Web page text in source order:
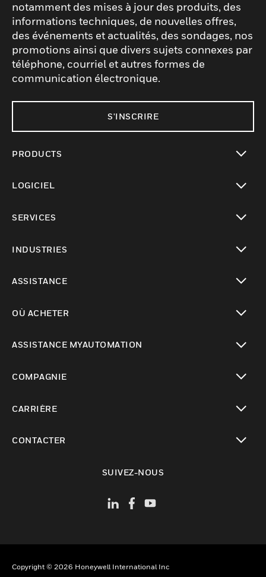
notamment des mises à jour des produits, des
informations techniques, de nouvelles offres,
des événements et actualités, des sondages, nos
promotions ainsi que divers sujets connexes par
téléphone, courriel et autres formes de
communication électronique.
S'INSCRIRE
PRODUCTS
LOGICIEL
SERVICES
INDUSTRIES
ASSISTANCE
OÙ ACHETER
ASSISTANCE MYAUTOMATION
COMPAGNIE
CARRIÈRE
CONTACTER
SUIVEZ-NOUS
Copyright © 2026 Honeywell International Inc